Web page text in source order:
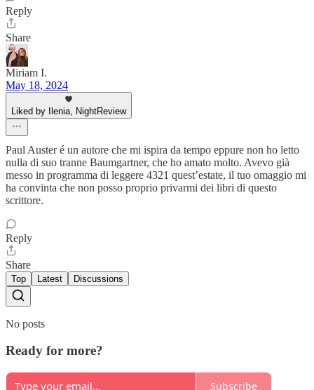
Reply
Share
Miriam I.
May 18, 2024
Liked by Ilenia, NightReview
Paul Auster é un autore che mi ispira da tempo eppure non ho letto
nulla di suo tranne Baumgartner, che ho amato molto. Avevo già
messo in programma di leggere 4321 quest’estate, il tuo omaggio mi
ha convinta che non posso proprio privarmi dei libri di questo
scrittore.
Reply
Share
Top Latest Discussions
No posts
Ready for more?
Subscribe